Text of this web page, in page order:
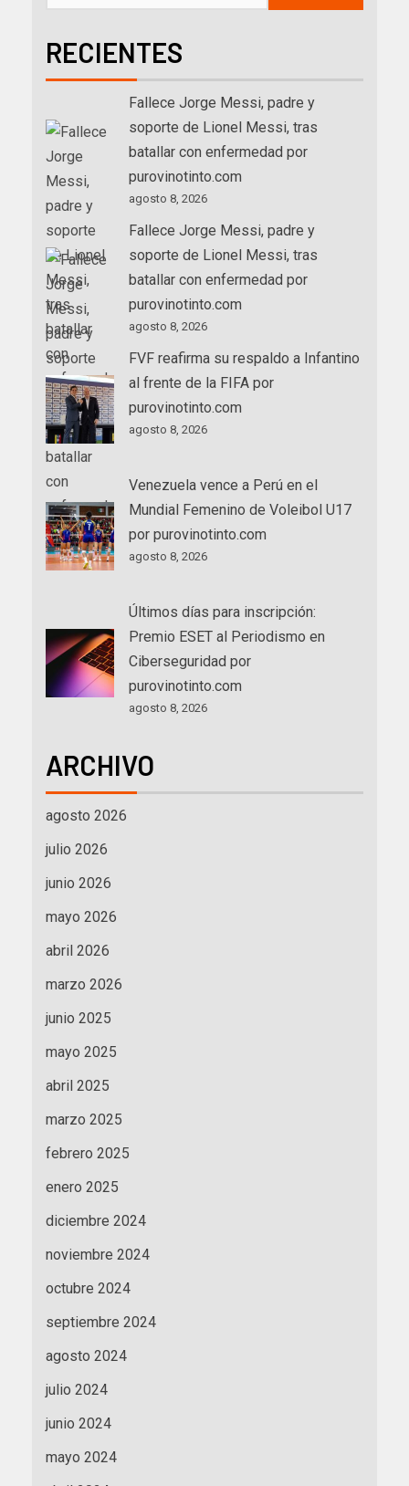
RECIENTES
Fallece Jorge Messi, padre y
soporte de Lionel Messi, tras
batallar con enfermedad por
purovinotinto.com
agosto 8, 2026
Fallece Jorge Messi, padre y
soporte de Lionel Messi, tras
batallar con enfermedad por
purovinotinto.com
agosto 8, 2026
FVF reafirma su respaldo a Infantino
al frente de la FIFA por
purovinotinto.com
agosto 8, 2026
Venezuela vence a Perú en el
Mundial Femenino de Voleibol U17
por purovinotinto.com
agosto 8, 2026
Últimos días para inscripción:
Premio ESET al Periodismo en
Ciberseguridad por
purovinotinto.com
agosto 8, 2026
ARCHIVO
agosto 2026
julio 2026
junio 2026
mayo 2026
abril 2026
marzo 2026
junio 2025
mayo 2025
abril 2025
marzo 2025
febrero 2025
enero 2025
diciembre 2024
noviembre 2024
octubre 2024
septiembre 2024
agosto 2024
julio 2024
junio 2024
mayo 2024